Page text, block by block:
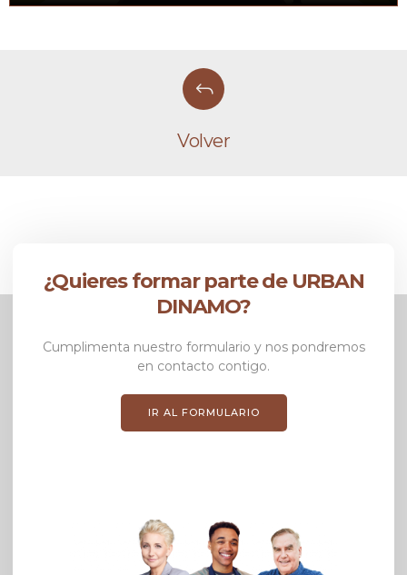
Volver
¿Quieres formar parte de URBAN
DINAMO?
Cumplimenta nuestro formulario y nos pondremos
en contacto contigo.
IR AL FORMULARIO